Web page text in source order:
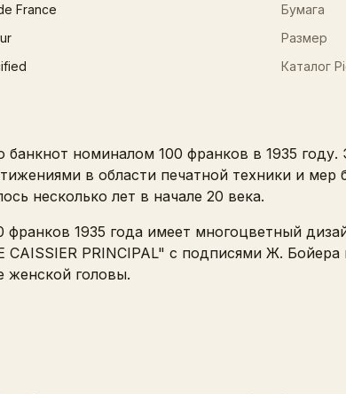
France Бумага
Размер
Каталог
номиналом 100 франков в 1935
в области печатной техники и
несколько лет в начале 20 века.
франков 1935 года имеет многоцветный
CAISSIER PRINCIPAL" с подписями Ж.
женской головы.